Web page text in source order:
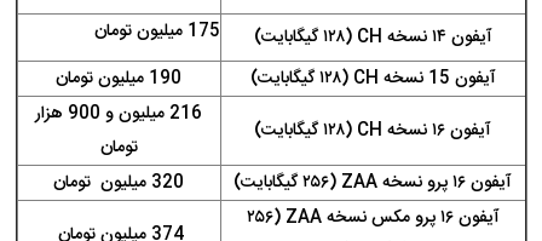
آیفون ۱۴ نسخه CH (۱۲۸ گیگابایت)
175 میلیون تومان
آیفون 15 نسخه CH (۱۲۸ گیگابایت)
190 میلیون تومان
آیفون ۱۶ نسخه CH (۱۲۸ گیگابایت)
216 میلیون و 900 هزار
تومان
آیفون ۱۶ پرو نسخه ZAA (۲۵۶ گیگابایت)
320 میلیون تومان
آیفون ۱۶ پرو مکس نسخه ZAA (۲۵۶
374 میلیون تومان